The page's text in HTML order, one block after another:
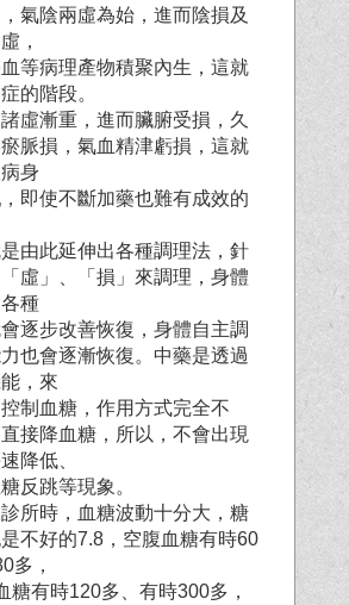
氣陰兩虛為始，進而陰損及
，
等病理產物積聚內生，這就
的階段。
諸虛漸重，進而臟腑受損，久
脈損，氣血精津虧損，這就
身
即使不斷加藥也難有成效的
由此延伸出各種調理法，針
虛」、「損」來調理，身體
種
逐步改善恢復，身體自主調
也會逐漸恢復。中藥是透過
，來
制血糖，作用方式完全不
接降血糖，所以，不會出現
降低、
反跳等現象。
所時，血糖波動十分大，糖
不好的7.8，空腹血糖有時60
多，
糖有時120多、有時300多，